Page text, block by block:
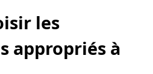
les
appropriés à